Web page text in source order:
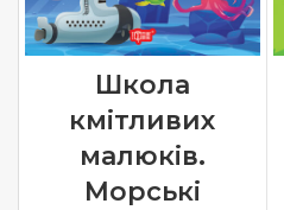
Школа
кмітливих
малюків.
Морські